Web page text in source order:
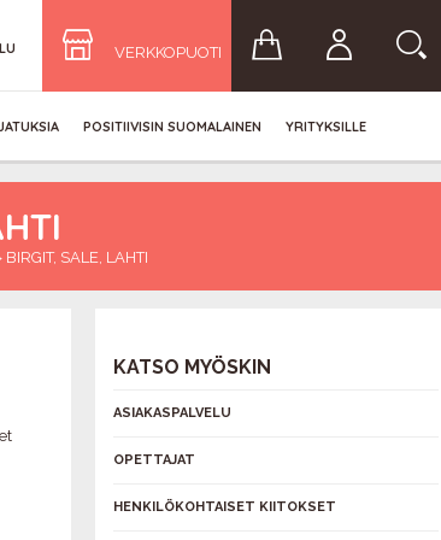
VERKKOPUOTI
POSITIIVISIN SUOMALAINEN YRITYKSILLE
BIRGIT, SALE, LAHTI
KATSO MYÖSKIN
ASIAKASPALVELU
OPETTAJAT
HENKILÖKOHTAISET KIITOKSET